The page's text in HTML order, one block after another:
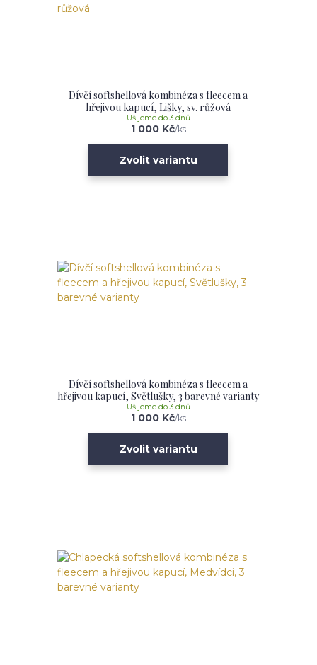
Dívčí softshellová kombinéza s fleecem a
hřejivou kapucí, Lišky, sv. růžová
1 000 Kč/ks
Ušijeme do 3 dnů
Zvolit variantu
Dívčí softshellová kombinéza s fleecem a
hřejivou kapucí, Světlušky, 3 barevné varianty
1 000 Kč/ks
Ušijeme do 3 dnů
Zvolit variantu